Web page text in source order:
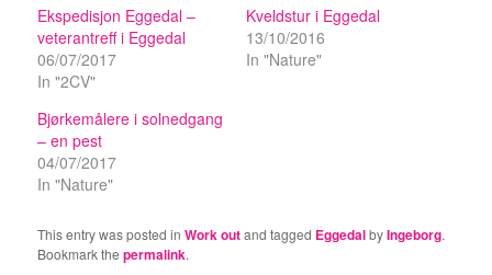
Ekspedisjon Eggedal –
veterantreff i Eggedal
06/07/2017
In "2CV"
Kveldstur i Eggedal
13/10/2016
In "Nature"
Bjørkemålere i solnedgang
– en pest
04/07/2017
In "Nature"
This entry was posted inWork outand tagged EggedalbyIngeborg.
Bookmark thepermalink.